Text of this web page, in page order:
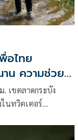
อไทย
าน ความช่วย
เขตลาดกระบัง
นทวิตเตอร์